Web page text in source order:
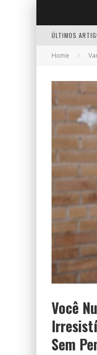
ÚLTIMOS
Home
Você
Sem